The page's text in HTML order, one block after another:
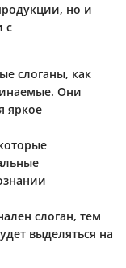
но и
с
слоганы, как
Они
яркое
слоган, тем
выделяться на